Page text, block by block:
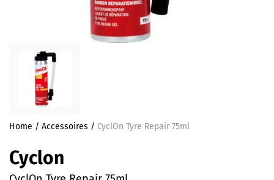
Home / Accessoires / CyclOn Tyre Repair 75ml
Cyclon